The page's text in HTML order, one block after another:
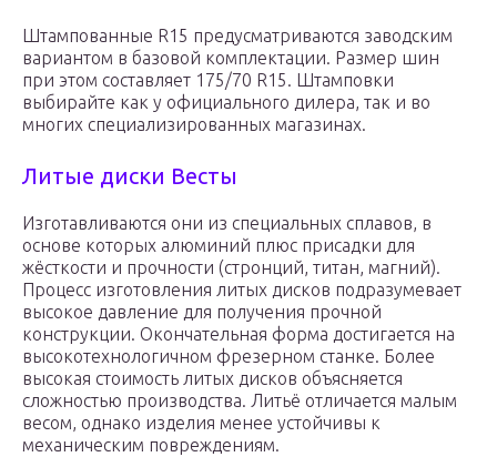
Штампованные R15 предусматриваются заводским
вариантом в базовой комплектации. Размер шин
при этом составляет 175/70 R15. Штамповки
выбирайте как у официального дилера, так и во
многих специализированных магазинах.
Литые диски Весты
Изготавливаются они из специальных сплавов, в
основе которых алюминий плюс присадки для
жёсткости и прочности (стронций, титан, магний).
Процесс изготовления литых дисков подразумевает
высокое давление для получения прочной
конструкции. Окончательная форма достигается на
высокотехнологичном фрезерном станке. Более
высокая стоимость литых дисков объясняется
сложностью производства. Литьё отличается малым
весом, однако изделия менее устойчивы к
механическим повреждениям.